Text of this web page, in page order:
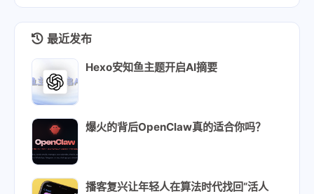
最近发布
Hexo安知鱼主题开启AI摘要
爆火的背后OpenClaw真的适合你吗？
播客复兴让年轻人在算法时代找回“活人